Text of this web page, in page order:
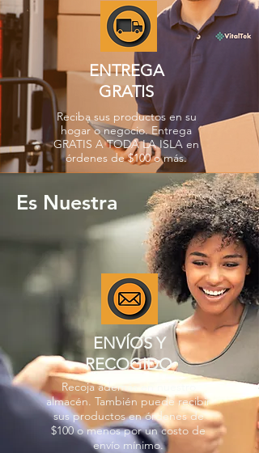
ENTREGA
GRATIS
Reciba sus productos en su
hogar o negocio. Entrega
GRATIS A TODA LA ISLA en
órdenes de $100 o más.
Es Nuestra
ENVÍOS Y
RECOGIDO
Recoja además en nuestro
almacén. También puede recibir
sus productos en órdenes de
$100 o menos por un costo de
envío mínimo.